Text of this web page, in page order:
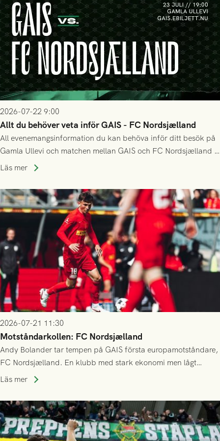
2026-07-22 9:00
Allt du behöver veta inför GAIS - FC Nordsjælland
All evenemangsinformation du kan behöva inför ditt besök på
Gamla Ullevi och matchen mellan GAIS och FC Nordsjælland i
kvalet till Conference League! Avspark kl 19.00 på torsdag
Läs mer
2026-07-21 11:30
Motståndarkollen: FC Nordsjælland
Andy Bolander tar tempen på GAIS första europamotståndare,
FC Nordsjælland. En klubb med stark ekonomi men lågt
publiksnitt, ett lag med både kollektiv styrka och individuell
Läs mer